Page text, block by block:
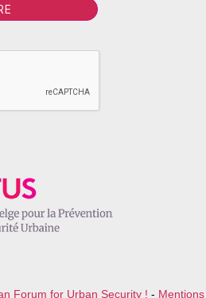
Forum for Urban Security ! - Mentions